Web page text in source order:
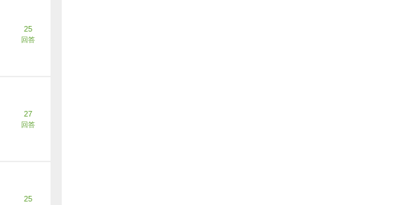
25
回答
27
回答
25